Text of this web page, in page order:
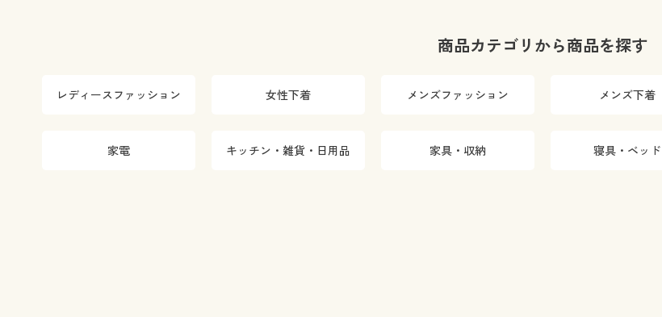
商品カテゴリから商品を探す
レディースファッション 女性下着 メンズファッション メンズ下着
家電 キッチン・雑貨・日用品 家具・収納 寝具・ベッド